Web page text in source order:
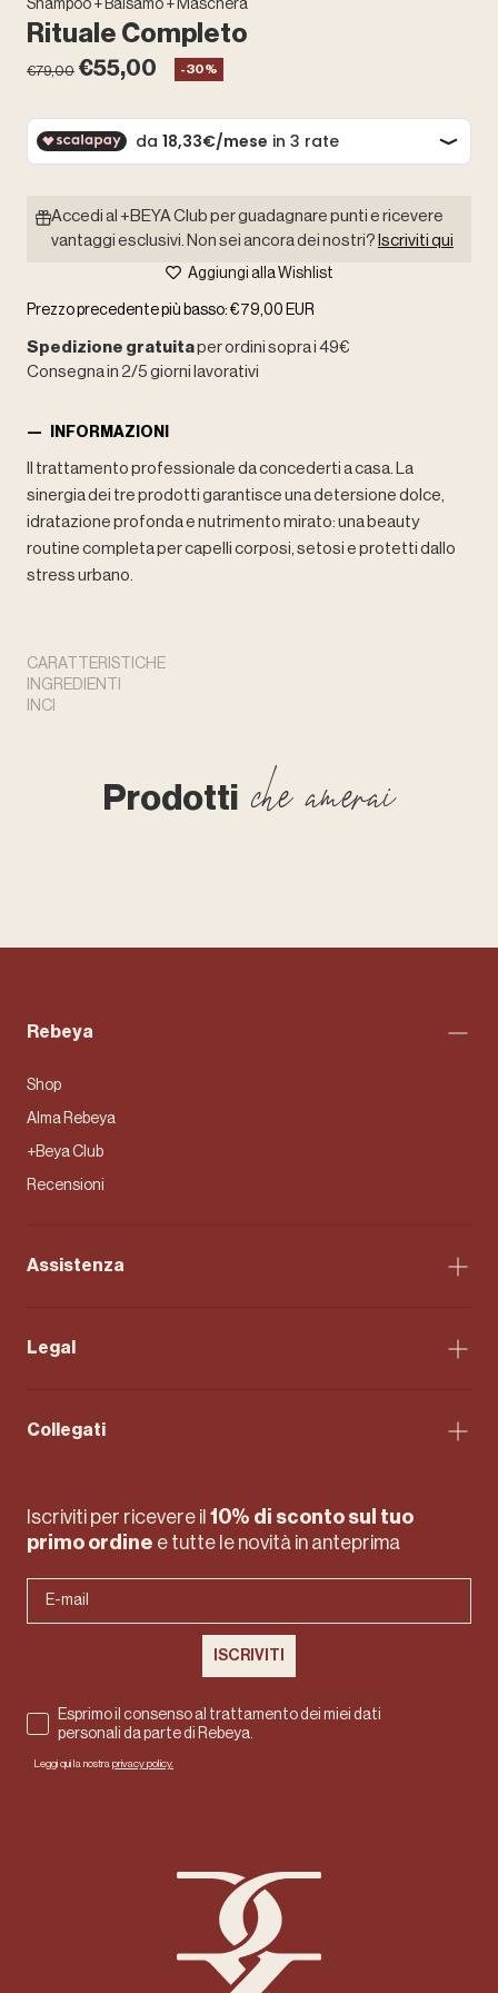
Shampoo + Balsamo + Maschera
Rituale Completo
Prezzo
€79,00 Prezzo
saldo
€55,00 -30%
Accedi al +BEYA Club per guadagnare punti e ricevere
vantaggi esclusivi. Non sei ancora dei nostri? Iscriviti qui
Aggiungi alla Wishlist
Prezzo precedente più basso: €79,00 EUR
Spedizione gratuitaper ordini sopra i 49€
Consegna in 2/5 giorni lavorativi
INFORMAZIONI
Il trattamento professionale da concederti a casa. La
sinergia dei tre prodotti garantisce una detersione dolce,
idratazione profonda e nutrimento mirato: una beauty
routine completa per capelli corposi, setosi e protetti dallo
stress urbano.
CARATTERISTICHE
INGREDIENTI
INCI
Prodotti che amerai
Iscriviti per ricevere il 10% di sconto sul tuo
primo ordine e tutte le novità in anteprima
ISCRIVITI
Esprimo il consenso al trattamento dei miei dati
personali da parte di Rebeya.
Leggi qui la nostra privacy policy.
Rebeya
Shop
Alma Rebeya
+Beya Club
Recensioni
Assistenza
Legal
Collegati
Rebeya